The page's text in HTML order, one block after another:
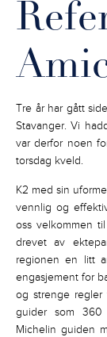
Tre år har gått
Stavanger.Vi
var derfor noen
torsdag kveld.
K2 med sin
vennlig og
oss velkommen
drevet av
regionen en litt
engasjement for
og strenge regler
guider som 360
Michelin guiden